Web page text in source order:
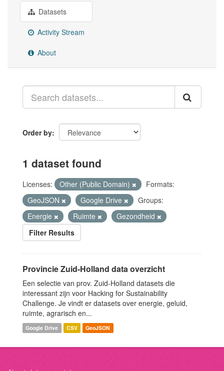
Datasets
Activity Stream
About
Order by
1 dataset found
Licenses: Other (Public Domain)
Formats:
GeoJSON
Google Drive
Groups:
Energie
Ruimte
Gezondheid
Filter Results
Provincie Zuid-Holland data overzicht
Een selectie van prov. Zuid-Holland datasets die
interessant zijn voor Hacking for Sustainability
Challenge. Je vindt er datasets over energie, geluid,
ruimte, agrarisch en...
Google Drive CSV GeoJSON